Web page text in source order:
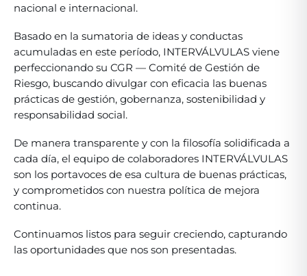
nacional e internacional.
Basado en la sumatoria de ideas y conductas
acumuladas en este período, INTERVÁLVULAS viene
perfeccionando su CGR — Comité de Gestión de
Riesgo, buscando divulgar con eficacia las buenas
prácticas de gestión, gobernanza, sostenibilidad y
responsabilidad social.
De manera transparente y con la filosofía solidificada a
cada día, el equipo de colaboradores INTERVÁLVULAS
son los portavoces de esa cultura de buenas prácticas,
y comprometidos con nuestra política de mejora
continua.
Continuamos listos para seguir creciendo, capturando
las oportunidades que nos son presentadas.